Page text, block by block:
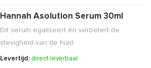
Hannah Asolution Serum 30ml
Dit serum egaliseert én verbetert de
stevigheid van de huid
Levertijd: direct leverbaar